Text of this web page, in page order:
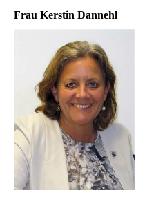
Frau Kerstin Dannehl